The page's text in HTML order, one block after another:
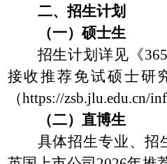
二、招生计划
（一）硕士生
招生计划详见《
接收推荐免试硕士研
（https://zsb.jlu.edu.cn/
（二）直博生
具体招生专业、招